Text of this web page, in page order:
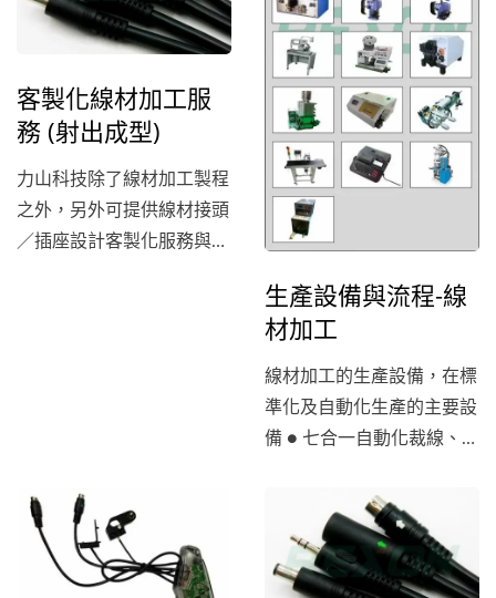
決方案。為客戶線材加工的
產品，包含DC&DIN連接頭
電源配線系列線組、訊號線
配線、儀器設備連接線…等
相關的產品。
服務。我們採用優質的元器
件和先進的工藝，確保最終
產品的質量和可靠性。無論
您需要的是單件還是大批量
生產，我們都能夠提供高效
率和高品質的服務。
客製化線材加工服
務 (射出成型)
力山科技除了線材加工製程
之外，另外可提供線材接頭
／插座設計客製化服務與模
生產設備與流程-線
材加工
線材加工的生產設備，在標
準化及自動化生產的主要設
備 ● 七合一自動化裁線、剝
錫、雙邊打端、套管 ●...